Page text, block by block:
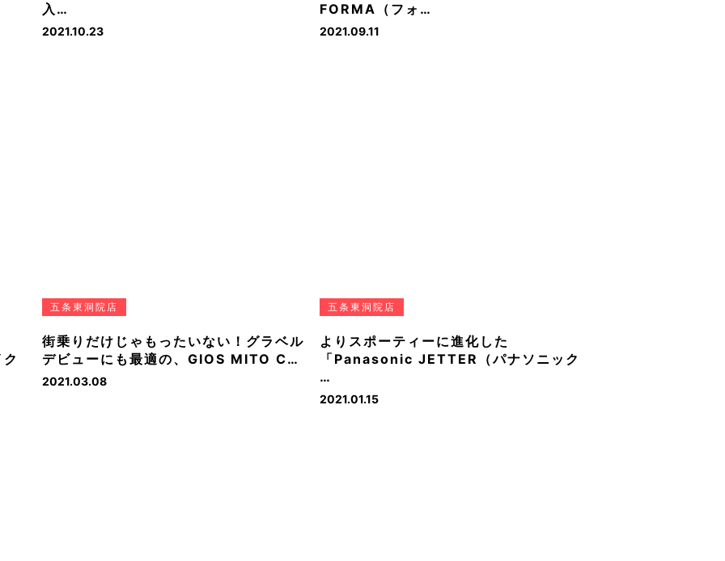
入…
2021.10.23
FORMA（フォ…
2021.09.11
五条東洞院店
街乗りだけじゃもったいない！グラベル
デビューにも最適の、GIOS MITO C…
2021.03.08
五条東洞院店
よりスポーティーに進化した
「Panasonic JETTER（パナソニック
…
2021.01.15